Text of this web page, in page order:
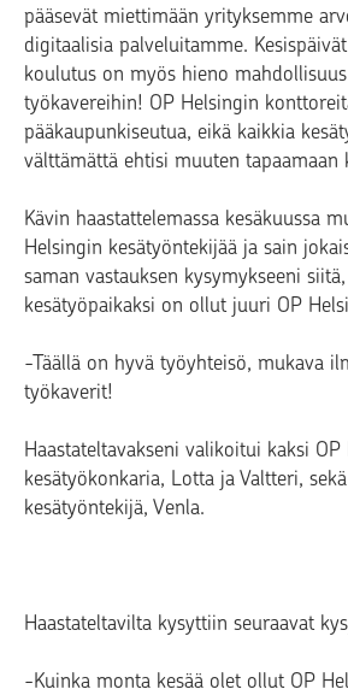
pääsevät miettimään yrityksemme
digitaalisia palveluitamme.
koulutus on myös hieno
työkavereihin! OP Helsingin
pääkaupunkiseutua, eikä kaikkia
välttämättä ehtisi muuten tapaamaan
Kävin haastattelemassa kesäkuussa
Helsingin kesätyöntekijää ja sain
saman vastauksen kysymykseeni
kesätyöpaikaksi on ollut juuri OP
-Täällä on hyvä työyhteisö, mukava
työkaverit!
Haastateltavakseni valikoitui kaksi OP
kesätyökonkaria, Lotta ja Valtteri,
kesätyöntekijä, Venla.
Haastateltavilta kysyttiin seuraavat
-Kuinka monta kesää olet ollut OP